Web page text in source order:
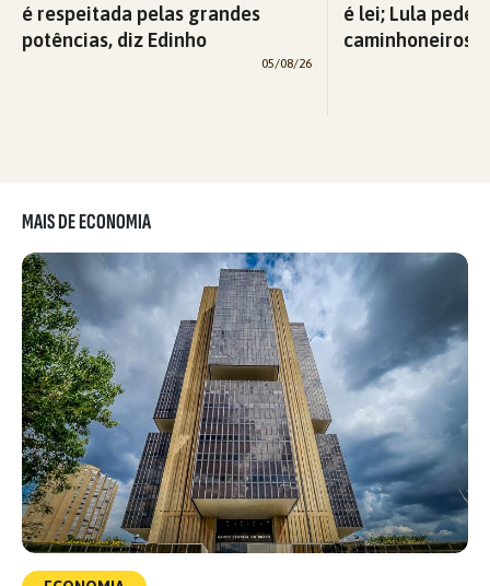
é respeitada pelas grandes
potências, diz Edinho
05/08/26
é lei; Lula pede
caminhoneiros
MAIS DE ECONOMIA